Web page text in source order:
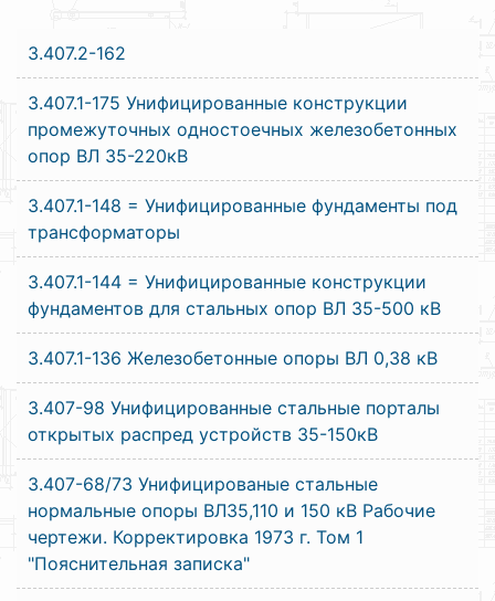
3.407.2-162
3.407.1-175 Унифицированные конструкции
промежуточных одностоечных железобетонных
опор ВЛ 35-220кВ
3.407.1-148 = Унифицированные фундаменты под
трансформаторы
3.407.1-144 = Унифицированные конструкции
фундаментов для стальных опор ВЛ 35-500 кВ
3.407.1-136 Железобетонные опоры ВЛ 0,38 кВ
3.407-98 Унифицированные стальные порталы
открытых распред устройств 35-150кВ
3.407-68/73 Унифицированые стальные
нормальные опоры ВЛ35,110 и 150 кВ Рабочие
чертежи. Корректировка 1973 г. Том 1
"Пояснительная записка"